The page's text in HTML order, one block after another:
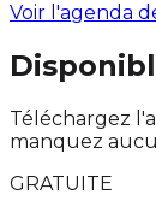
Voir l'agenda
Téléchargez
manquez
GRATUITE